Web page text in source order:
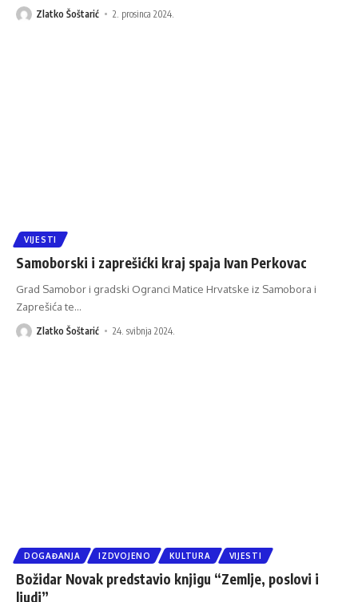
Zlatko Šoštarić 2. prosinca 2024.
VIJESTI
Samoborski i zaprešićki kraj spaja Ivan Perkovac
Grad Samobor i gradski Ogranci Matice Hrvatske iz Samobora i
Zaprešića te…
Zlatko Šoštarić 24. svibnja 2024.
DOGAĐANJA IZDVOJENO KULTURA VIJESTI
Božidar Novak predstavio knjigu “Zemlje, poslovi i
ljudi”